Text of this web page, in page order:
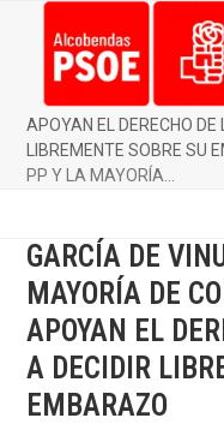
contentmobile
menu
mobile
menu
APOYAN EL DERECHO
LIBREMENTE SOBRE SU
PP Y LA MAYORÍA…
GARCÍA DE
MAYORÍA DE
APOYAN EL
A DECIDIR
EMBARAZO